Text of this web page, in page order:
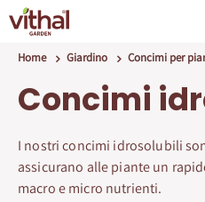
Home Giardino Concimi per
Concimi
I nostri concimi idrosolubili
assicurano alle piante un
macro e micro nutrienti.